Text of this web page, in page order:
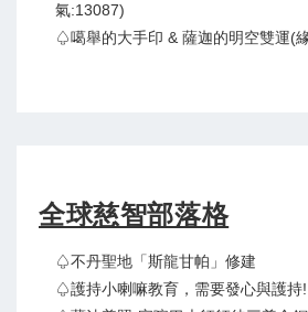
氣:13087)
♤噶舉的大手印 & 薩迦的明空雙運(
全球慈智部落格
♤不丹聖地「斯龍甘帕」修建
♤護持小喇嘛教育，需要發心與護持!